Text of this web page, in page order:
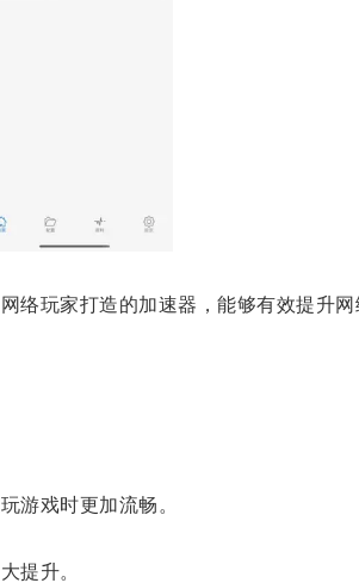
玩家打造的加速器，能够有效提升网
游戏时更加流畅。
提升。